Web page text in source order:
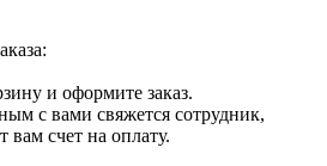
и оформите заказ.
с вами свяжется сотрудник,
вам счет на оплату.